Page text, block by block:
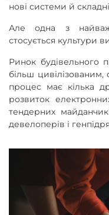
нові системи й
Але одна з
стосується культури
Ринок будівельного
більш
процес має кілька
розвиток
тендерних
девелоперів і